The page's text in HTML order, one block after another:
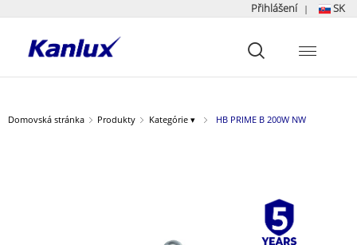
Přihlášení | SK
główna
Domovská stránka Produkty Kategórie ▾ HB PRIME B 200W NW